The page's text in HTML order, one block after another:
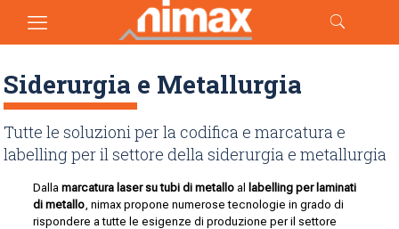
Siderurgia e Metallurgia
Tutte le soluzioni per la codifica e marcatura e
labelling per il settore della siderurgia e metallurgia
Dallamarcatura laser su tubi di metallo al labelling per laminati
di metallo, nimax propone numerose tecnologie in grado di
rispondere a tutte le esigenze di produzione per il settore